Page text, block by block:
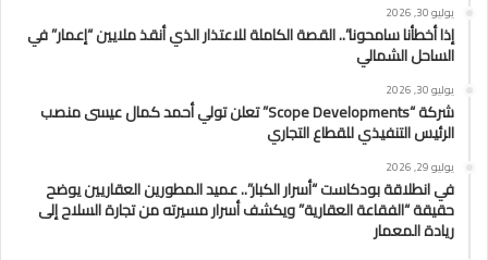
يوليو 30, 2026
إذا أخطأنا سامحونا”.. القصة الكاملة للاعتذار الذي أنقذ ملايين “إعمار” في
الساحل الشمالي
يوليو 30, 2026
شركة “Scope Developments” تعلن تولي أحمد كمال عيسى منصب
الرئيس التنفيذي للقطاع التجاري
يوليو 29, 2026
في انطلاقة بودكاست “أسرار الكبار”.. عميد المطورين العقاريين يوضح
حقيقة “الفقاعة العقارية” ويكشف أسرار مسيرته من تجارة السلاح إلى
ريادة المعمار